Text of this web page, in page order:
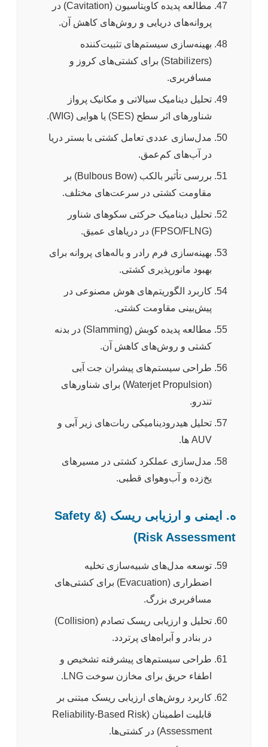
مطالعه پدیده کاویتاسیون (Cavitation) در
پروانه‌های دریایی و روش‌های کاهش آن.
بهینه‌سازی سیستم‌های تثبیت‌کننده
(Stabilizers) برای کشتی‌های کروز و
مسافربری.
تحلیل دینامیک سیالاتی و مکانیک پرواز
شناورهای اثر سطح (SES) یا هوایی (WIG).
مدل‌سازی عددی تعامل کشتی با بستر دریا
در آب‌های کم‌عمق.
بررسی تأثیر بالکب (Bulbous Bow) بر
مقاومت کشتی در سرعت‌های مختلف.
تحلیل دینامیک حرکتی سکوهای شناور
(FPSO/FLNG) در دریاهای عمیق.
بهینه‌سازی فرم رادر و باله‌های پروانه برای
بهبود مانورپذیری کشتی.
کاربرد الگوریتم‌های هوش مصنوعی در
پیش‌بینی مقاومت کشتی.
مطالعه پدیده کوبش (Slamming) در بدنه
کشتی و روش‌های کاهش آن.
طراحی سیستم‌های پیشران جت آبی
(Waterjet Propulsion) برای شناورهای
تندرو.
تحلیل هیدرودینامیکی ربات‌های زیر آبی و
AUV ها.
مدل‌سازی عملکرد کشتی در مسیرهای
یخ‌زده و آب‌وهوای قطبی.
ه. ایمنی و ارزیابی ریسک (Safety &
Risk Assessment)
توسعه مدل‌های شبیه‌سازی تخلیه
اضطراری (Evacuation) برای کشتی‌های
مسافربری بزرگ.
تحلیل و ارزیابی ریسک تصادم (Collision)
در بنادر و آبراه‌های پرتردد.
طراحی سیستم‌های پیشرفته تشخیص و
اطفاء حریق برای مخازن سوخت LNG.
کاربرد روش‌های ارزیابی ریسک مبتنی بر
قابلیت اطمینان (Reliability-Based Risk
Assessment) در کشتی‌ها.